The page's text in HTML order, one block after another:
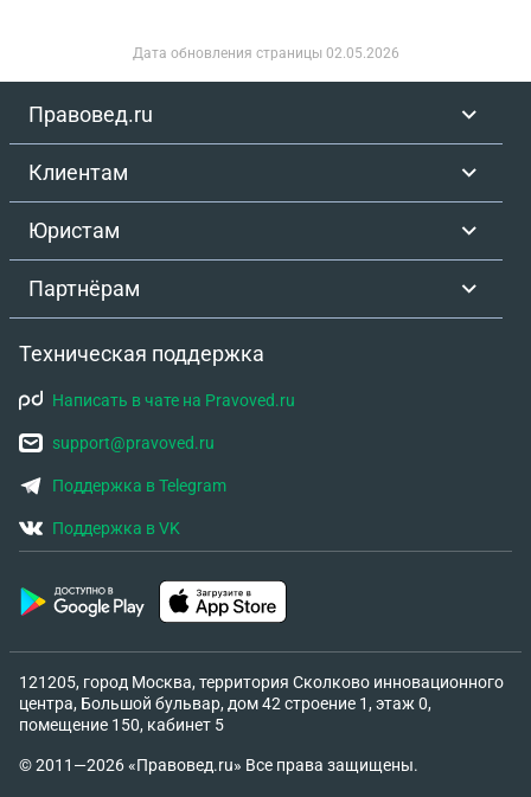
Дата обновления страницы 02.05.2026
Правовед.ru
Клиентам
Юристам
Партнёрам
Техническая поддержка
Написать в чате на Pravoved.ru
support@pravoved.ru
Поддержка в Telegram
Поддержка в VK
121205, город Москва, территория Сколково инновационного
центра, Большой бульвар, дом 42 строение 1, этаж 0,
помещение 150, кабинет 5
© 2011—2026 «Правовед.ru» Все права защищены.